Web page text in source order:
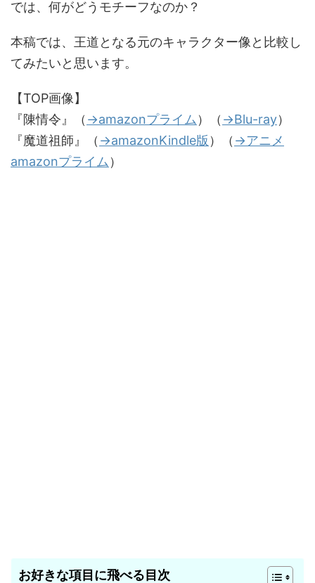
では、何がどうモチーフなのか？
本稿では、王道となる元のキャラクター像と比較し
てみたいと思います。
【TOP画像】
『陳情令』（ →amazonプライム ）（ →Blu-ray）
『魔道祖師』（ →amazonKindle版 ）（ →アニメ
amazonプライム ）
お好きな項目に飛べる目次